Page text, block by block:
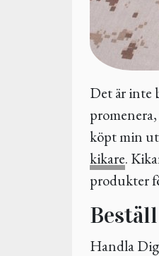
Det är inte
köpt min
kikare.
produkter
Handla